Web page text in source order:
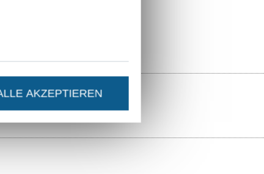
AKZEPTIEREN